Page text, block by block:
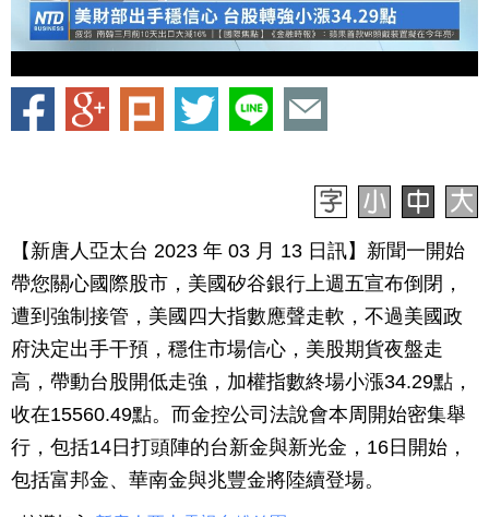
【新唐人亞太台 2023 年 03 月 13 日訊】新聞一開始
帶您關心國際股市，美國矽谷銀行上週五宣布倒閉，
遭到強制接管，美國四大指數應聲走軟，不過美國政
府決定出手干預，穩住市場信心，美股期貨夜盤走
高，帶動台股開低走強，加權指數終場小漲34.29點，
收在15560.49點。而金控公司法說會本周開始密集舉
行，包括14日打頭陣的台新金與新光金，16日開始，
包括富邦金、華南金與兆豐金將陸續登場。